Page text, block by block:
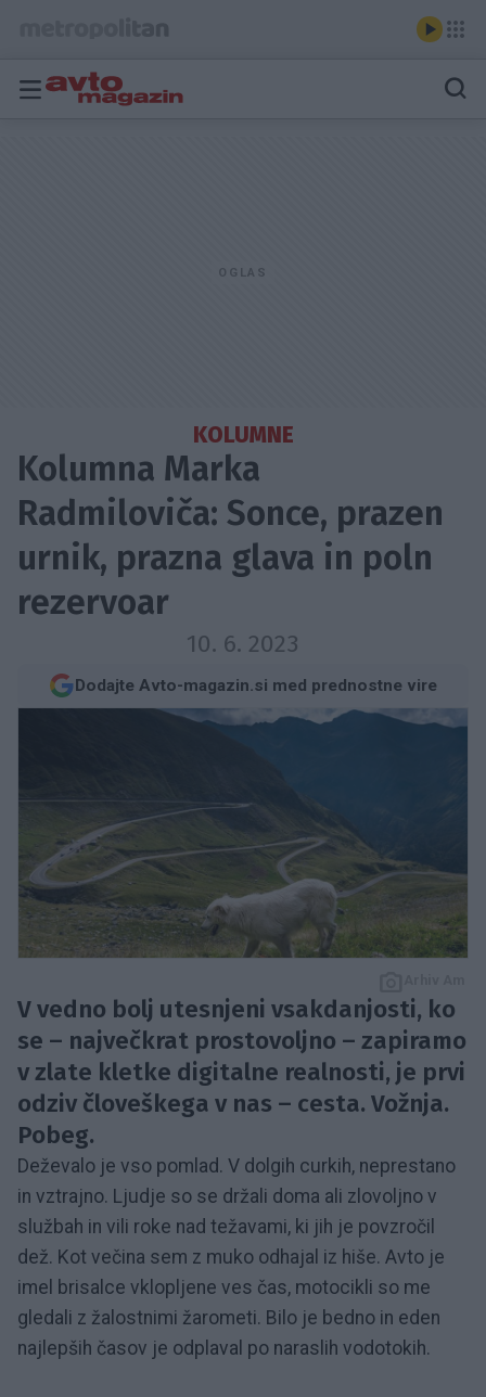
KOLUMNE
Kolumna Marka
Radmiloviča: Sonce, prazen
urnik, prazna glava in poln
rezervoar
10. 6. 2023
Dodajte Avto-magazin.si med prednostne vire
V vedno bolj utesnjeni vsakdanjosti, ko
se – največkrat prostovoljno – zapiramo
v zlate kletke digitalne realnosti, je prvi
odziv človeškega v nas – cesta. Vožnja.
Pobeg.
Deževalo je vso pomlad. V dolgih curkih, neprestano
in vztrajno. Ljudje so se držali doma ali zlovoljno v
službah in vili roke nad težavami, ki jih je povzročil
dež. Kot večina sem z muko odhajal iz hiše. Avto je
imel brisalce vklopljene ves čas, motocikli so me
gledali z žalostnimi žarometi. Bilo je bedno in eden
najlepših časov je odplaval po naraslih vodotokih.